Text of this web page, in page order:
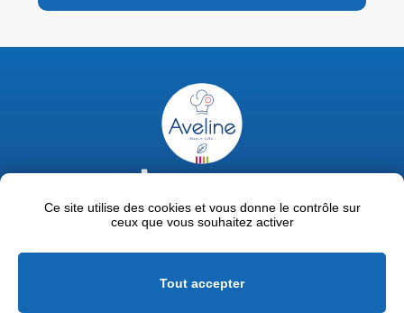
02 47 63 18 92
contact@avelinepro.fr
Ce site utilise des cookies et vous donne le contrôle sur
ceux que vous souhaitez activer
Tout accepter